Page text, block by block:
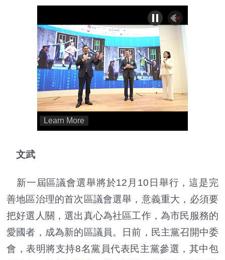
文武
新一屆區議會選舉將於12月10日舉行，這是完
善地區治理的首次區議會選舉，意義重大，必須要
把好選人關，選出真心為社區工作，為市民服務的
愛國者，成為新的區議員。日前，民主黨召開中委
會，表明將支持8名黨員代表民主黨參選，其中包